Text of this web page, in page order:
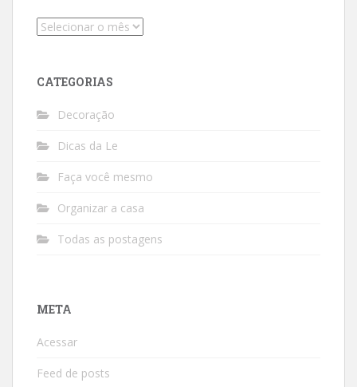
Arquivos
CATEGORIAS
Decoração
Dicas da Le
Faça você mesmo
Organizar a casa
Todas as postagens
META
Acessar
Feed de posts